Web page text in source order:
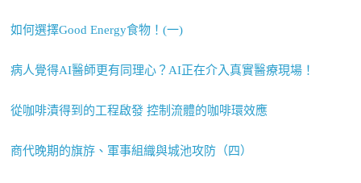
如何選擇Good Energy食物！(一)
病人覺得AI醫師更有同理心？AI正在介入真實醫療現場！
從咖啡漬得到的工程啟發 控制流體的咖啡環效應
商代晚期的旗斿、軍事組織與城池攻防（四）